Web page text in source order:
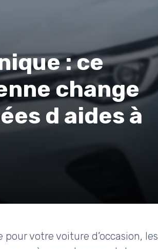
: ce
change
d aides à
votre voiture d’occasion, les